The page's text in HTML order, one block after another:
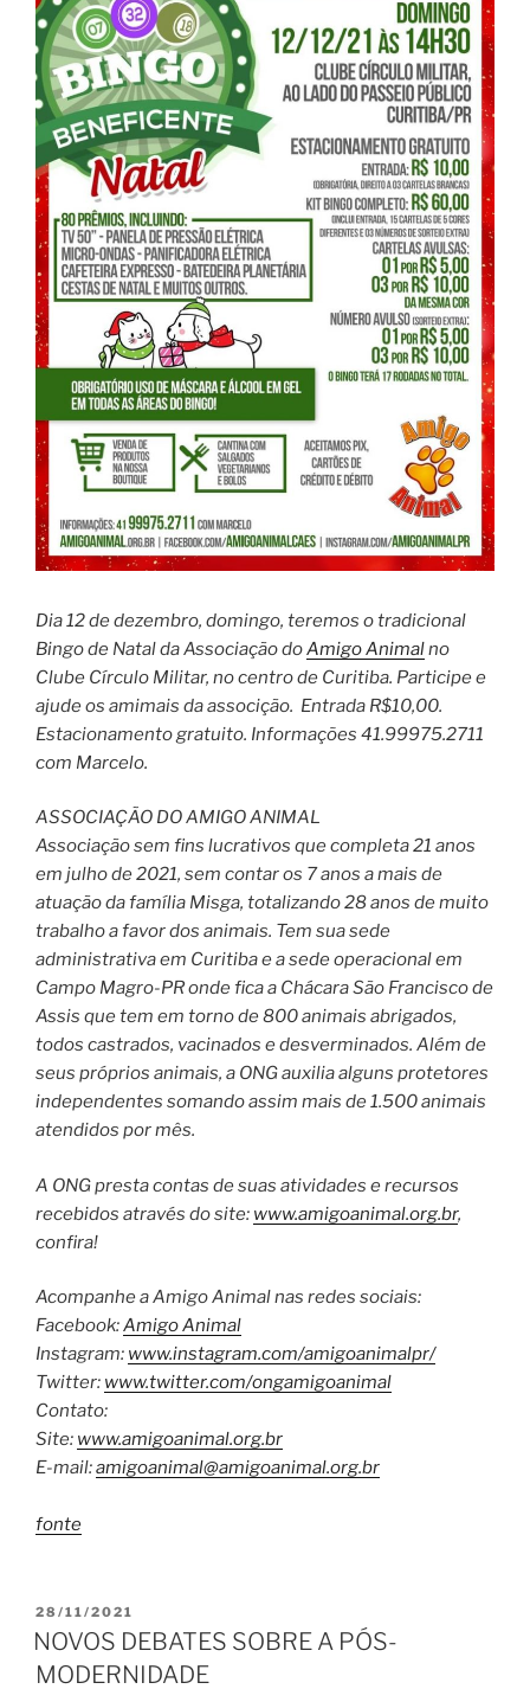
Dia 12 de dezembro, domingo, teremos o tradicional
Bingo de Natal da Associação doAmigo Animalno
Clube Círculo Militar, no centro de Curitiba. Participe e
ajude os amimais da associção. Entrada R$10,00.
Estacionamento gratuito. Informações 41.99975.2711
com Marcelo.
ASSOCIAÇÃO DO AMIGO ANIMAL
Associação sem fins lucrativos que completa 21 anos
em julho de 2021, sem contar os 7 anos a mais de
atuação da família Misga, totalizando 28 anos de muito
trabalho a favor dos animais. Tem sua sede
administrativa em Curitiba e a sede operacional em
Campo Magro-PR onde fica a Chácara São Francisco de
Assis que tem em torno de 800 animais abrigados,
todos castrados, vacinados e desverminados. Além de
seus próprios animais, a ONG auxilia alguns protetores
independentes somando assim mais de 1.500 animais
atendidos por mês.
A ONG presta contas de suas atividades e recursos
recebidos através do site: www.amigoanimal.org.br,
confira!
Acompanhe a Amigo Animal nas redes sociais:
Facebook:Amigo Animal
Instagram: www.instagram.com/amigoanimalpr/
Twitter: www.twitter.com/ongamigoanimal
Contato:
Site: www.amigoanimal.org.br
E-mail:amigoanimal@amigoanimal.org.br
fonte
PUBLICADO
EM
28/11/2021
NOVOS DEBATES SOBRE A PÓS-
MODERNIDADE